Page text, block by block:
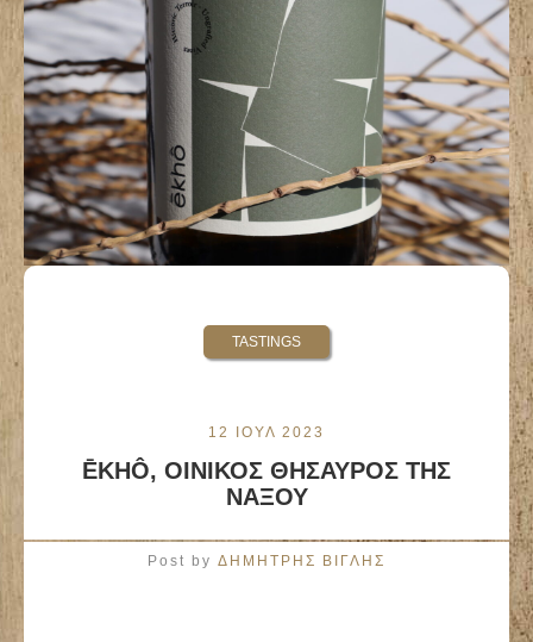
TASTINGS
12 ΙΟΥΛ 2023
ĒKHÔ, ΟΙΝΙΚΟΣ ΘΗΣΑΥΡΟΣ ΤΗΣ
ΝΑΞΟΥ
Post by ΔΗΜΗΤΡΗΣ ΒΙΓΛΗΣ